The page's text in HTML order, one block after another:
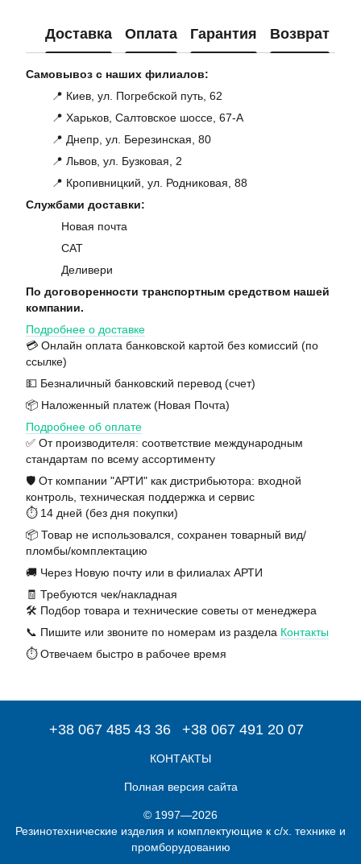
Доставка Оплата Гарантия Возврат
Самовывоз с наших филиалов:
📍 Киев, ул. Погребской путь, 62
📍 Харьков, Салтовское шоссе, 67-А
📍 Днепр, ул. Березинская, 80
📍 Львов, ул. Бузковая, 2
📍 Кропивницкий, ул. Родниковая, 88
Службами доставки:
Новая почта
САТ
Деливери
По договоренности транспортным средством нашей
компании.
Подробнее о доставке
💳 Онлайн оплата банковской картой без комиссий (по
ссылке)
💵 Безналичный банковский перевод (счет)
📦 Наложенный платеж (Новая Почта)
Подробнее об оплате
✅ От производителя: соответствие международным
стандартам по всему ассортименту
🛡️ От компании "АРТИ" как дистрибьютора: входной
контроль, техническая поддержка и сервис
⏱️ 14 дней (без дня покупки)
📦 Товар не использовался, сохранен товарный вид/
пломбы/комплектацию
🚚 Через Новую почту или в филиалах АРТИ
🧾 Требуются чек/накладная
🛠️ Подбор товара и технические советы от менеджера
📞 Пишите или звоните по номерам из раздела Контакты
⏱️ Отвечаем быстро в рабочее время
+38 067 485 43 36 +38 067 491 20 07
КОНТАКТЫ
Полная версия сайта
© 1997—2026
Резинотехнические изделия и комплектующие к с/х. технике и
промборудованию